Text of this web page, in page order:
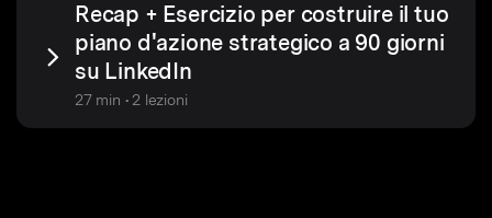
Recap + Esercizio per costruire il tuo
piano d'azione strategico a 90 giorni
su LinkedIn
27 min • 2 lezioni